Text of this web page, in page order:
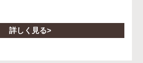
詳しく見る